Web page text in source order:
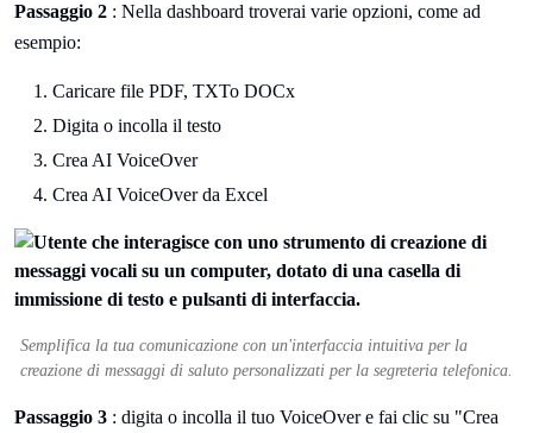
Passaggio 2 : Nella dashboard troverai varie opzioni, come ad
esempio:
Caricare file PDF, TXTo DOCx
Digita o incolla il testo
Crea AI VoiceOver
Crea AI VoiceOver da Excel
Semplifica la tua comunicazione con un'interfaccia intuitiva per la
creazione di messaggi di saluto personalizzati per la segreteria telefonica.
Passaggio 3 : digita o incolla il tuo VoiceOver e fai clic su "Crea